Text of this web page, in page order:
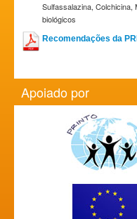
Sulfassalazina, Colchicina,
biológicos
Recomendações da
Apoiado por